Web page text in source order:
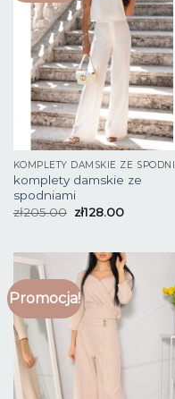
komplety damskie ze
spodniami
zł205.00 zł128.00
Promocja!